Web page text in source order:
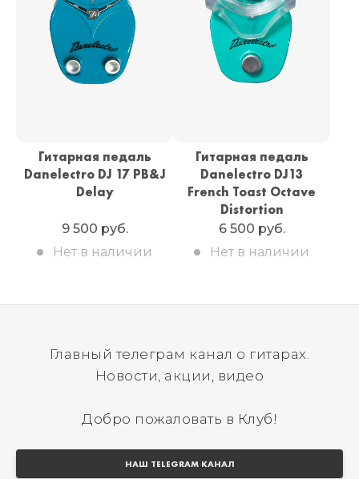
Гитарная педаль
Danelectro DJ 17 PB&J
Delay
9 500 руб.
Нет в наличии
Гитарная педаль
Danelectro DJ13
French Toast Octave
Distortion
6 500 руб.
Нет в наличии
Главный телеграм канал о гитарах.
Новости, акции, видео
Добро пожаловать в Клуб!
НАШ TELEGRAM КАНАЛ